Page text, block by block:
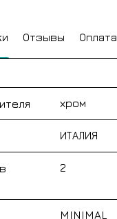
Отзывы Оплата
хром
ИТАЛИЯ
2
MINIMAL